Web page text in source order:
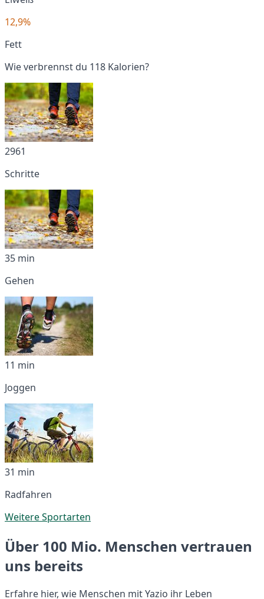
12,9%
Fett
Wie verbrennst du 118 Kalorien?
2961
Schritte
35 min
Gehen
11 min
Joggen
31 min
Radfahren
Weitere Sportarten
Über 100 Mio. Menschen vertrauen
uns bereits
Erfahre hier, wie Menschen mit Yazio ihr Leben